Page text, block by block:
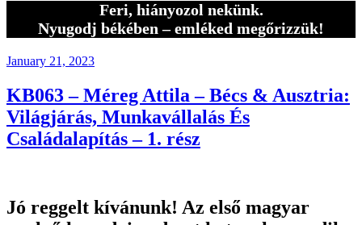
Feri, hiányozol nekünk.
Nyugodj békében – emléked megőrizzük!
Posted
January 21, 2023
KB063 – Méreg Attila – Bécs & Ausztria:
Világjárás, Munkavállalás És
Családalapítás – 1. rész
Jó reggelt kívánunk! Az első magyar